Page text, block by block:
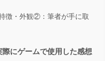
徴・外観②：筆者が手に取
にゲームで使用した感想